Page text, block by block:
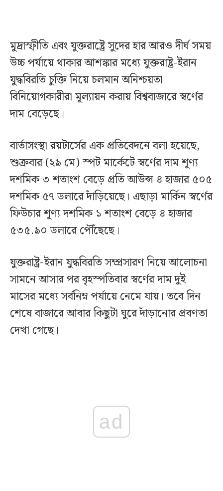
মুদ্রাস্ফীতি এবং যুক্তরাষ্ট্রে সুদের হার আরও দীর্ঘ সময়
উচ্চ পর্যায়ে থাকার আশঙ্কার মধ্যে যুক্তরাষ্ট্র-ইরান
যুদ্ধবিরতি চুক্তি নিয়ে চলমান অনিশ্চয়তা
বিনিয়োগকারীরা মূল্যায়ন করায় বিশ্ববাজারে স্বর্ণের
দাম বেড়েছে।
বার্তাসংস্থা রয়টার্সের এক প্রতিবেদনে বলা হয়েছে,
শুক্রবার (২৯ মে) স্পট মার্কেটে স্বর্ণের দাম শূণ্য
দশমিক ৩ শতাংশ বেড়ে প্রতি আউন্স ৪ হাজার ৫০৫
দশমিক ৫৭ ডলারে দাঁড়িয়েছে। এছাড়া মার্কিন স্বর্ণের
ফিউচার শূণ্য দশমিক ১ শতাংশ বেড়ে ৪ হাজার
৫৩৫.৯০ ডলারে পৌঁছেছে।
যুক্তরাষ্ট্র-ইরান যুদ্ধবিরতি সম্প্রসারণ নিয়ে আলোচনা
সামনে আসার পর বৃহস্পতিবার স্বর্ণের দাম দুই
মাসের মধ্যে সর্বনিম্ন পর্যায়ে নেমে যায়। তবে দিন
শেষে বাজারে আবার কিছুটা ঘুরে দাঁড়ানোর প্রবণতা
দেখা গেছে।
ad